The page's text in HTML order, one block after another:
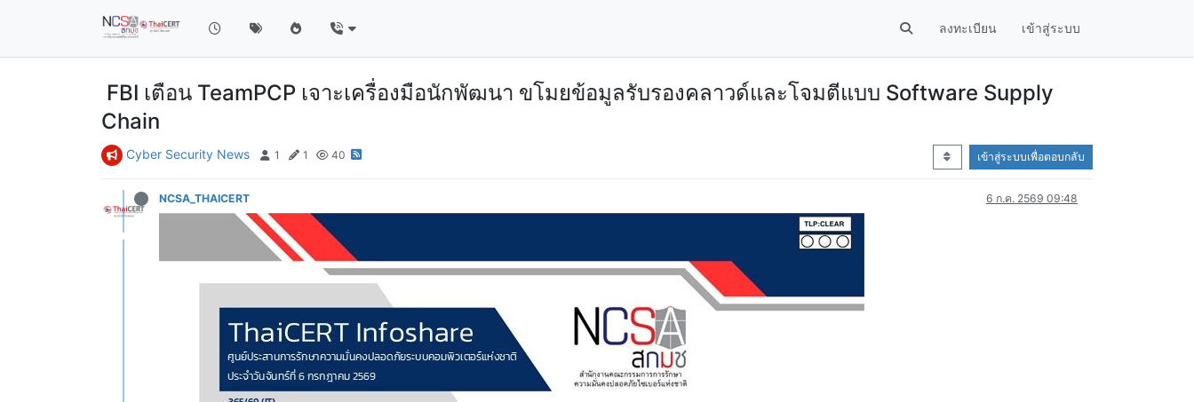
ลงทะเบียน เข้าสู่ระบบ
FBI เตือน TeamPCP เจาะเครื่องมือนักพัฒนา ขโมยข้อมูลรับรองคลาวด์และโจมตีแบบ Software Supply
Chain
Cyber Security News 1 1 40 เข้าสู่ระบบเพื่อตอบกลับ
NCSA_THAICERT 6 ก.ค. 2569 09:48